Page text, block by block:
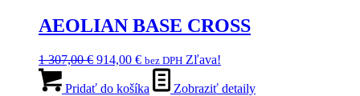
AEOLIAN BASE CROSS
1 307,00€ Pôvodná
bola:
914,00 €Aktuálna
cena
je:
bez DPH Zľava!
Pridať do košíka Zobraziť detaily